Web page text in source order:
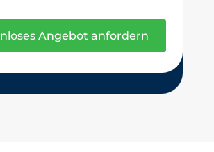
Angebot anfordern